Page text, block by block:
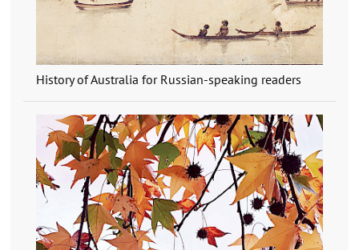
History of Australia for Russian-speaking readers